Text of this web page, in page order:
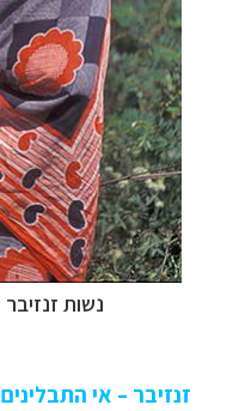
נשות זנזיבר
זנזיבר – אי התבלינים